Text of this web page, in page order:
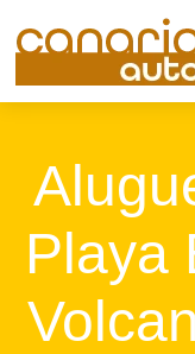
Playa